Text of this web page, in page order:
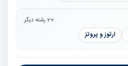
+2 رشته دیگر
ارتوز و پروتز